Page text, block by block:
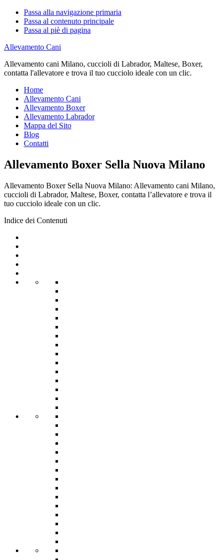
Passa alla navigazione primaria
Passa al contenuto principale
Passa al piè di pagina
Allevamento Cani
Allevamento cani Milano, cuccioli di Labrador, Maltese, Boxer,
contatta l'allevatore e trova il tuo cucciolo ideale con un clic.
Home
Allevamento Cani
Allevamento Boxer
Allevamento Labrador
Mappa del Sito
Blog
Contatti
Allevamento Boxer Sella Nuova Milano
Allevamento Boxer Sella Nuova Milano: Allevamento cani Milano,
cuccioli di Labrador, Maltese, Boxer, contatta l’allevatore e trova il
tuo cucciolo ideale con un clic.
Indice dei Contenuti